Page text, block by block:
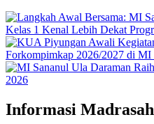
Informasi Madrasah